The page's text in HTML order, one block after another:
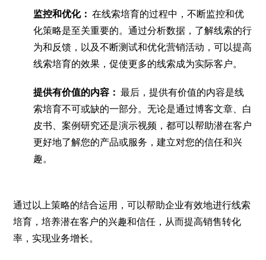
监控和优化： 在线索培育的过程中，不断监控和优
化策略是至关重要的。通过分析数据，了解线索的行
为和反馈，以及不断测试和优化营销活动，可以提高
线索培育的效果，促使更多的线索成为实际客户。
提供有价值的内容： 最后，提供有价值的内容是线
索培育不可或缺的一部分。无论是通过博客文章、白
皮书、案例研究还是演示视频，都可以帮助潜在客户
更好地了解您的产品或服务，建立对您的信任和兴
趣。
通过以上策略的结合运用，可以帮助企业有效地进行线索
培育，培养潜在客户的兴趣和信任，从而提高销售转化
率，实现业务增长。